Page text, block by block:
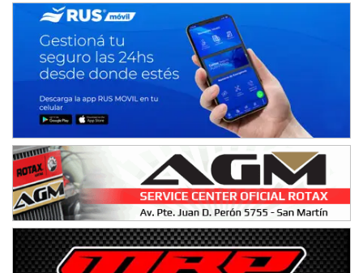
Rufino (Santa Fe)
TUCUMANO - F5
Juan Navarro (Asfalto)
El Timbó (Tucumán)